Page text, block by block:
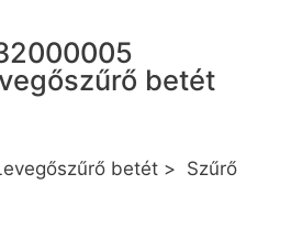
betét
betét > Szűrő